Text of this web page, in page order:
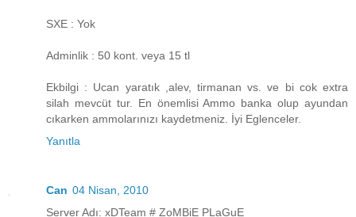
SXE : Yok
Adminlik : 50 kont. veya 15 tl
Ekbilgi : Ucan yaratık ,alev, tirmanan vs. ve bi cok extra
silah mevcüt tur. En önemlisi Ammo banka olup ayundan
cıkarken ammolarınızı kaydetmeniz. İyi Eglenceler.
Yanıtla
Can 04 Nisan, 2010
Server Adı: xDTeam # ZoMBiE PLaGuE